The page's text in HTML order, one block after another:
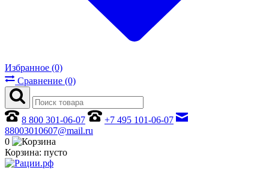
Избранное (0)
Сравнение (0)
8 800 301-06-07
+7 495 101-06-07
88003010607@mail.ru
0
Корзина: пусто